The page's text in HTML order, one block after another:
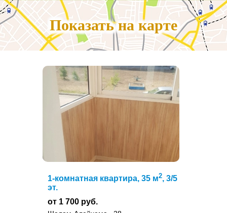
Показать на карте
1-комнатная квартира, 35 м2, 3/5
эт.
от 1 700 руб.